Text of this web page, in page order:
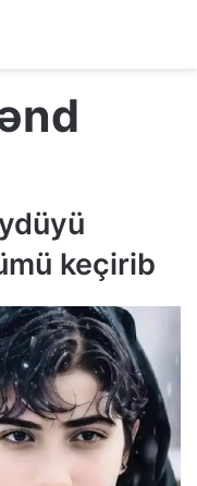
keçirib